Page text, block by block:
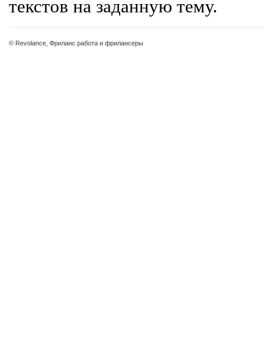
текстов на заданную тему.
© Revolance, Фриланс работа и фрилансеры